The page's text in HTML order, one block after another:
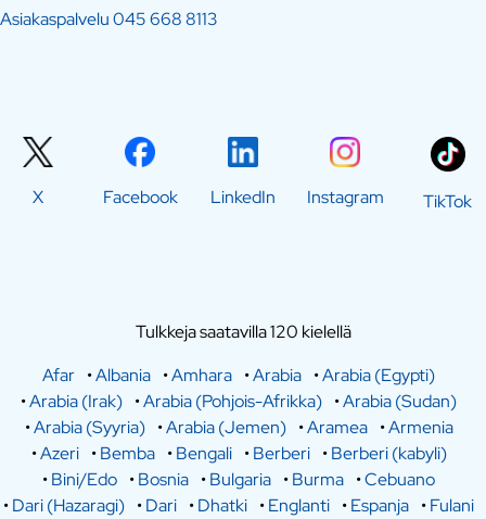
Asiakaspalvelu045 668 8113
X Facebook LinkedIn Instagram TikTok
Tulkkeja saatavilla 120 kielellä
Afar •Albania •Amhara •Arabia •Arabia (Egypti)
•Arabia (Irak) •Arabia (Pohjois-Afrikka) •Arabia (Sudan)
•Arabia (Syyria) •Arabia (Jemen) •Aramea •Armenia
•Azeri •Bemba •Bengali •Berberi •Berberi (kabyli)
•Bini/Edo •Bosnia •Bulgaria •Burma •Cebuano
•Dari (Hazaragi) •Dari •Dhatki •Englanti •Espanja •Fulani